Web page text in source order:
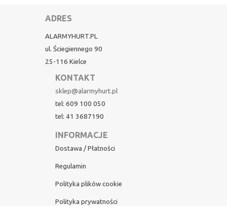
ADRES
ALARMYHURT.PL
ul. Ściegiennego 90
25-116 Kielce
KONTAKT
sklep@alarmyhurt.pl
tel: 609 100 050
tel: 41 3687190
INFORMACJE
Dostawa / Płatności
Regulamin
Polityka plików cookie
Polityka prywatności